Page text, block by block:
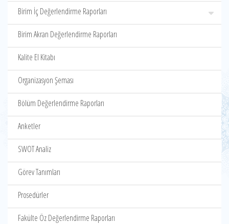
Birim İç Değerlendirme Raporları
Birim Akran Değerlendirme Raporları
Kalite El Kitabı
Organizasyon Şeması
Bölüm Değerlendirme Raporları
Anketler
SWOT Analiz
Görev Tanımları
Prosedürler
Fakülte Öz Değerlendirme Raporları